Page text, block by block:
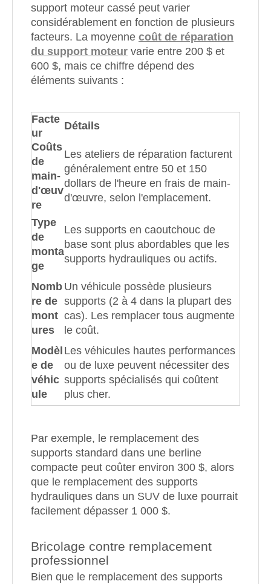
support moteur cassé peut varier
considérablement en fonction de plusieurs
facteurs. La moyenne coût de réparation
du support moteur varie entre 200 $ et
600 $, mais ce chiffre dépend des
éléments suivants :
Facte
ur
Détails
Coûts
de
main-
d'œuv
re
Les ateliers de réparation facturent
généralement entre 50 et 150
dollars de l'heure en frais de main-
d'œuvre, selon l'emplacement.
Type
de
monta
ge
Les supports en caoutchouc de
base sont plus abordables que les
supports hydrauliques ou actifs.
Nomb
re de
mont
ures
Un véhicule possède plusieurs
supports (2 à 4 dans la plupart des
cas). Les remplacer tous augmente
le coût.
Modèl
e de
véhic
ule
Les véhicules hautes performances
ou de luxe peuvent nécessiter des
supports spécialisés qui coûtent
plus cher.
Par exemple, le remplacement des
supports standard dans une berline
compacte peut coûter environ 300 $, alors
que le remplacement des supports
hydrauliques dans un SUV de luxe pourrait
facilement dépasser 1 000 $.
Bricolage contre remplacement
professionnel
Bien que le remplacement des supports